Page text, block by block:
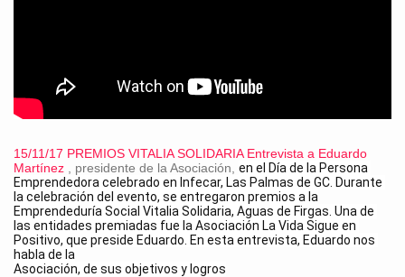
15/11/17 PREMIOS VITALIA SOLIDARIA Entrevista a Eduardo
Martínez , presidente de la Asociación, en el Día de la Persona
Emprendedora celebrado en Infecar, Las Palmas de GC . Durante
la celebración del evento, se entregaron premios a la
Emprendeduría Social Vitalia Solidaria, Aguas de Firgas. Una de
las entidades premiadas fue la Asociación La Vida Sigue en
Positivo, que preside Eduardo. En esta entrevista, Eduardo nos
habla de la
Asociación, de sus objetivos y logros